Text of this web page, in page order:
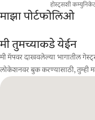
होस्ट्सशी
माझा पोर्टफोलिओ
मी तुमच्याकडे येईन
मी मॅपवर दाखवलेल्या भागातील
लोकेशनवर बुक करण्यासाठी,